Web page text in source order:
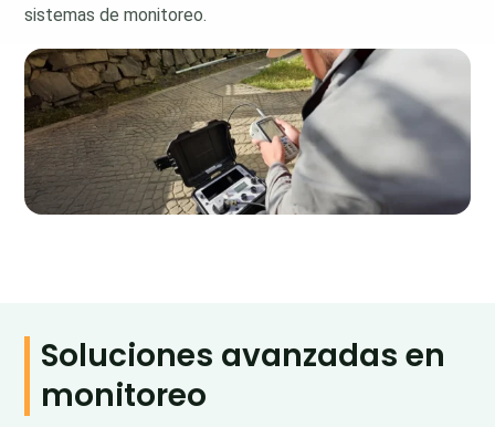
sistemas de monitoreo.
Soluciones avanzadas en
monitoreo